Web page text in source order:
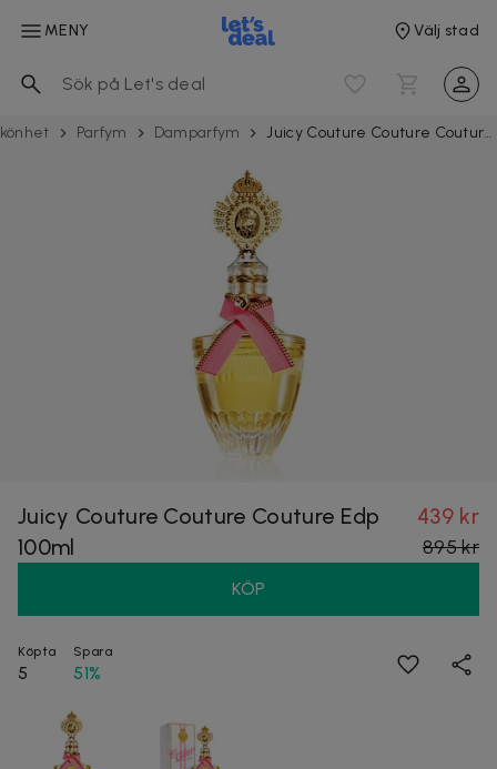
MENY Välj stad
Parfym Damparfym Juicy Couture Couture Couture Edp 100ml
Juicy Couture Couture Couture Edp
100ml
439 kr
895 kr
KÖP
Köpta
5
Spara
51%